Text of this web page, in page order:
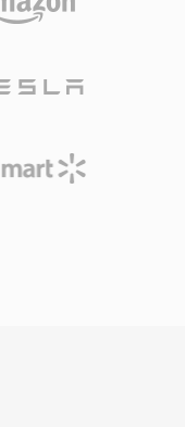
乐会录音和
支持,可无缝导
素材的工程师
小限制。